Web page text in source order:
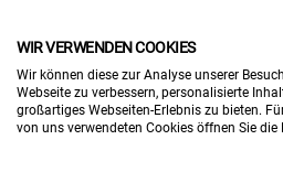
WIR VERWENDEN COOKIES
Wir können diese zur Analyse unserer
Webseite zu verbessern, personalisierte
großartiges Webseiten-Erlebnis zu bieten.
von uns verwendeten Cookies öffnen Sie die